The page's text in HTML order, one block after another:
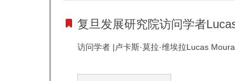
复旦发展研究院访问学者
访问学者 |卢卡斯·莫拉·维埃拉Lucas